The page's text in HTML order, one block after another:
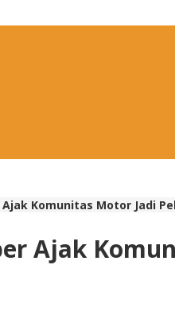
Komunitas Motor Jadi
Ajak